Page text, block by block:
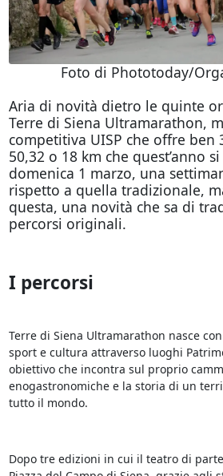
Foto di Phototoday/
Aria di novità dietro le quinte
Terre di Siena Ultramarathon,
competitiva UISP che offre ben
50,32 o 18 km che quest’anno
domenica 1 marzo, una
rispetto a quella tradizionale,
questa, una novità che sa di
percorsi originali.
I percorsi
Terre di Siena Ultramarathon nasce
sport e cultura attraverso luoghi
obiettivo che incontra sul proprio
enogastronomiche e la storia di un
tutto il mondo.
Dopo tre edizioni in cui il teatro di